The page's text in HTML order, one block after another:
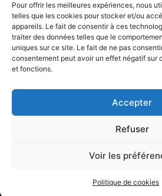
Pour offrir les meilleures expériences, nous
telles que les cookies pour stocker et/ou
appareils. Le fait de consentir à ces
traiter des données telles que le
uniques sur ce site. Le fait de ne pas
consentement peut avoir un effet négatif sur
et fonctions.
Accepter
Refuser
Voir les
Politique de cookies
Directeur de la publication,
rédacteur en chef :Frédéric Vidal
Secrétaire de rédaction :Paul Giner
Rédacteur spécialisé :Marius
Rédaction : Antoine Béhoust, Lise
Ogier, Christophe Quillien, Marie-
Conditions générales de vente
Politique de cookies